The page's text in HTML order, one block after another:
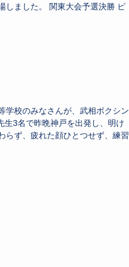
しました。 関東大会予選決勝 ピ
校のみなさんが、武相ボクシン
生3名で昨晩神戸を出発し、明け
らず、疲れた顔ひとつせず、練習